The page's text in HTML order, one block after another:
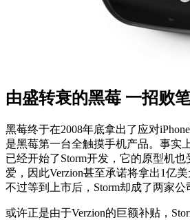
由盛转衰的黑莓 一招败
黑莓终于在2008年底拿出了应对
是黑莓第一台全触摸手机产品。事实
已经开始了Storm开发，它的原型机也
爱，因此Verzion甚至承诺将拿出1亿美
不过等到上市后，Storm却成了两家公
或许正是由于Verzion的巨额补贴，